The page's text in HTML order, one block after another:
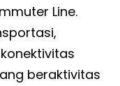
Line.
beraktivitas